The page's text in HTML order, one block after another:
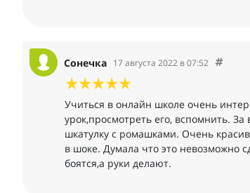
Сонечка 17 августа 2022 в 07:52
Учиться в онлайн школе очень
урок‚просмотреть его, вспомнить.
шкатулку с ромашками. Очень
в шоке. Думала что это невозможно
боятся‚а руки делают.